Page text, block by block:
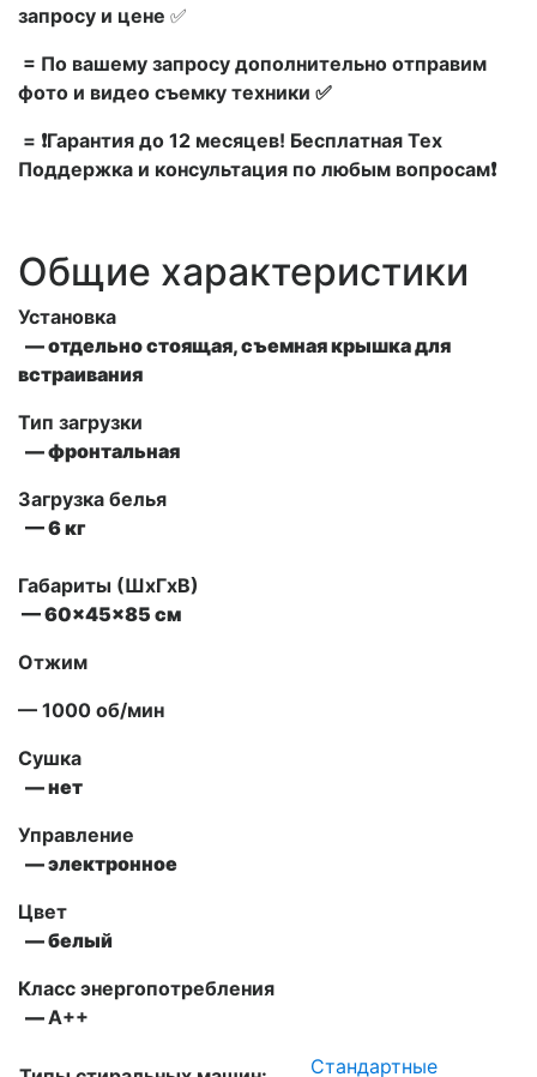
запросу и цене ✅
= По вашему запросу дополнительно отправим
фото и видео съемку техники ✅
= ❗Гарантия до 12 месяцев! Бесплатная Тех
Поддержка и консультация по любым вопросам❗
Общие характеристики
Установка
— отдельно стоящая, съемная крышка для
встраивания
Тип загрузки
— фронтальная
Загрузка белья
— 6 кг
Габариты (ШxГxВ)
— 60x45x85 см
Отжим
— 1000 об/мин
Сушка
— нет
Управление
— электронное
Цвет
— белый
Класс энергопотребления
—А++
Стандартные